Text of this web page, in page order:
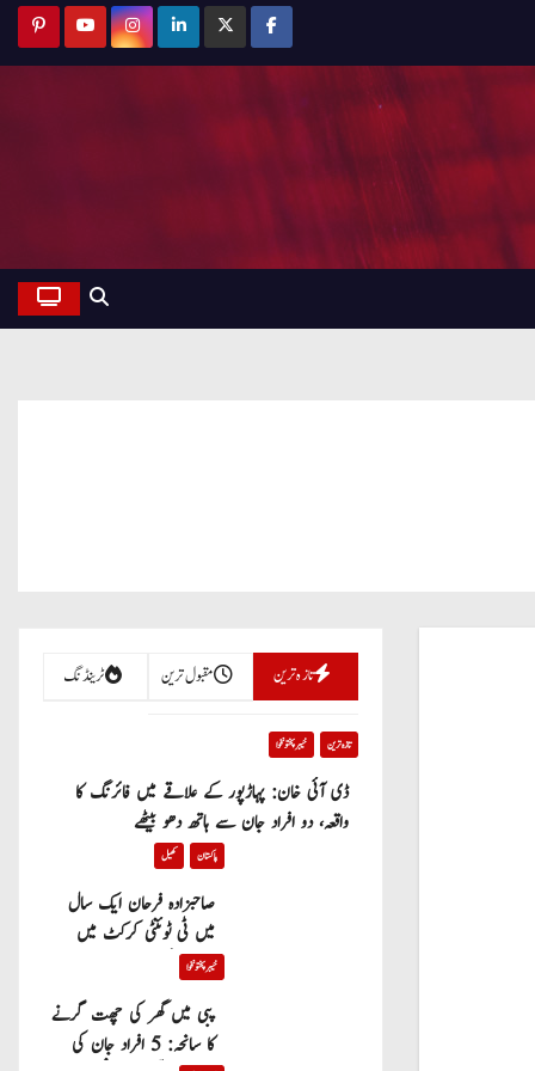
تازہ ترین مقبول ترین ٹرینڈنگ
تازہ ترین خیبر پختونخوا
ڈی آئی خان: پہاڑپور کے علاقے میں فائرنگ کا
واقعہ، دو افراد جان سے ہاتھ دھو بیٹھے
پاکستان کھیل
صاحبزادہ فرحان ایک سال
میں ٹی ٹوئنٹی کرکٹ میں
100 چھکے لگانے والے پہلے
پاکستانی بیٹر بن گئے
خیبر پختونخوا
پبی میں گھر کی چھت گرنے
کا سانحہ: 5 افراد جان کی